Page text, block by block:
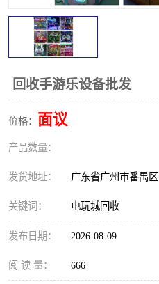
回收手游乐设备批发
价格： 面议
产品数量：
发货地址： 广东省广州市番禺区
关键词： 电玩城回收
发布日期： 2026-08-09
阅 读 量： 666